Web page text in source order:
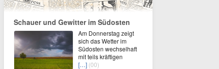
Schauer und Gewitter im Südosten
Am Donnerstag zeigt
sich das Wetter im
Südosten wechselhaft
mit teils kräftigen
[…] (00)